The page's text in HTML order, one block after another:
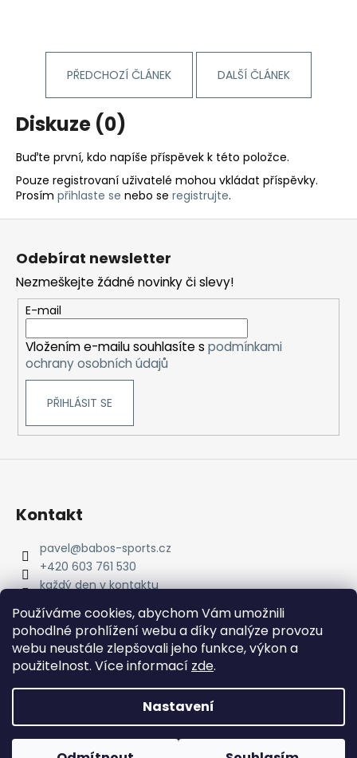
Používáme cookies, abychom Vám umožnili
pohodlné prohlížení webu a díky analýze provozu
webu neustále zlepšovali jeho funkce, výkon a
použitelnost. Více informací zde.
Nastavení
PŘEDCHOZÍ ČLÁNEK DALŠÍ ČLÁNEK
Diskuze (0)
Buďte první, kdo napíše příspěvek k této položce.
Pouze registrovaní uživatelé mohou vkládat příspěvky.
Prosím přihlaste se nebo se registrujte.
Odebírat newsletter
Nezmeškejte žádné novinky či slevy!
E-mail
Vložením e-mailu souhlasíte s podmínkami
ochrany osobních údajů
PŘIHLÁSIT SE
Kontakt
pavel@babos-sports.cz
+420 603 761 530
každý den v kontaktu
Copyright 2026babos-sports. Všechna práva